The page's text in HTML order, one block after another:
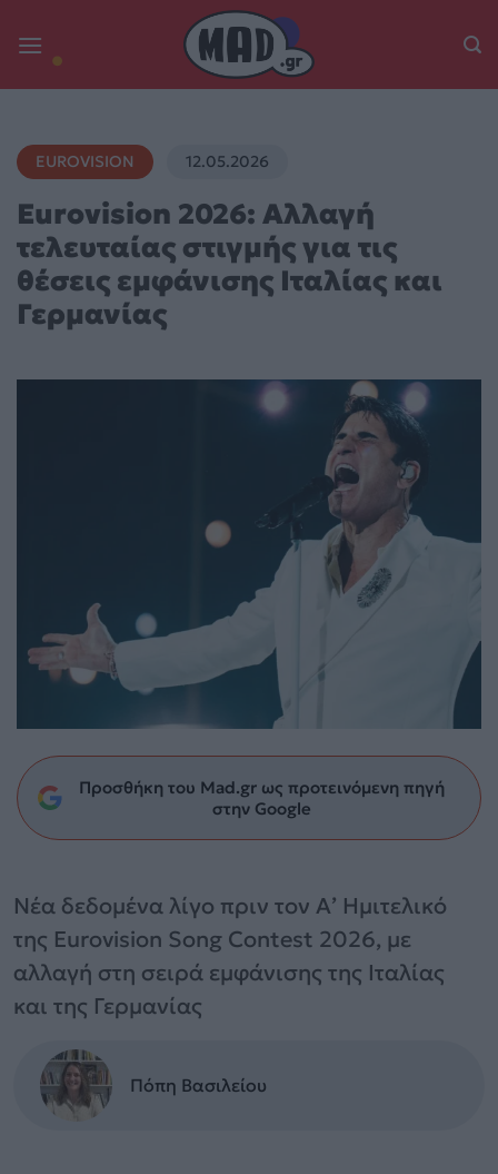
content
EUROVISION 12.05.2026
Eurovision 2026: Αλλαγή
τελευταίας στιγμής για τις
θέσεις εμφάνισης Ιταλίας και
Γερμανίας
Προσθήκη του Mad.gr ως προτεινόμενη πηγή
στην Google
Νέα δεδομένα λίγο πριν τον Α’ Ημιτελικό
της Eurovision Song Contest 2026, με
αλλαγή στη σειρά εμφάνισης της Ιταλίας
και της Γερμανίας
Πόπη Βασιλείου